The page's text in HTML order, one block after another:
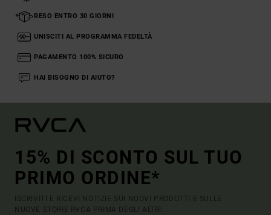
RESO ENTRO 30 GIORNI
UNISCITI AL PROGRAMMA FEDELTÀ
PAGAMENTO 100% SICURO
HAI BISOGNO DI AIUTO?
15% DI SCONTO SUL TUO
PRIMO ORDINE*
ISCRIVITI E RICEVI NOTIZIE SUI NUOVI PRODOTTI E SULLE
NUOVE STORIE RVCA PRIMA DEGLI ALTRI.